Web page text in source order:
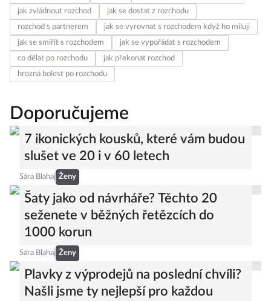
jak zvládnout rozchod
jak se dostat z rozchodu
rozchod s partnerem
jak se vyrovnat s rozchodem když ho miluji
jak se smířit s rozchodem
jak se vypořádat s rozchodem
co dělat po rozchodu
jak překonat rozchod
hrozná bolest po rozchodu
Doporučujeme
7 ikonických kousků, které vám budou
slušet ve 20 i v 60 letech
Sára Blahaj Ženy
Šaty jako od návrháře? Těchto 20
seženete v běžných řetězcích do
1000 korun
Sára Blahaj Ženy
Plavky z výprodejů na poslední chvíli?
Našli jsme ty nejlepší pro každou